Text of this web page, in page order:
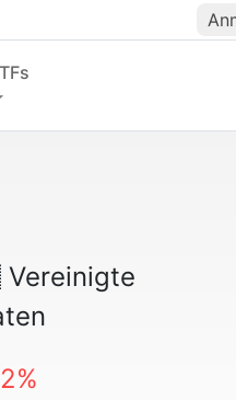
Vereinigte